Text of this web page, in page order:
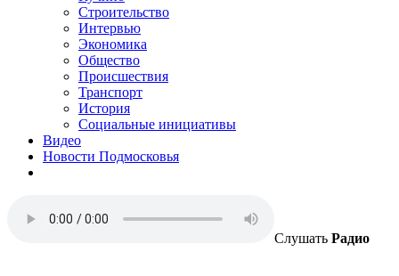
Строительство
Интервью
Экономика
Общество
Происшествия
Транспорт
История
Социальные инициативы
Видео
Новости Подмосковья
Слушать Радио